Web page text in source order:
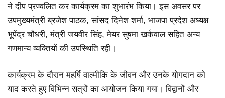
ने दीप प्रज्वलित कर कार्यक्रम का शुभारंभ किया। इस अवसर पर
उपमुख्यमंत्री ब्रजेश पाठक, सांसद दिनेश शर्मा, भाजपा प्रदेश अध्यक्ष
भूपेंद्र चौधरी, मंत्री जयवीर सिंह, मेयर सुषमा खर्कवाल सहित अन्य
गणमान्य व्यक्तियों की उपस्थिति रही।
कार्यक्रम के दौरान महर्षि वाल्मीकि के जीवन और उनके योगदान को
याद करते हुए विभिन्न सत्रों का आयोजन किया गया। विद्वानों और